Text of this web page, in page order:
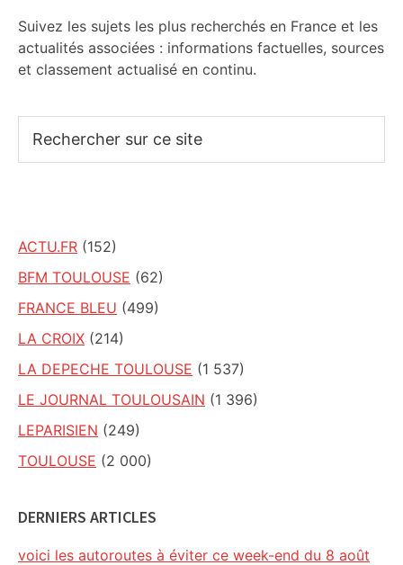
Suivez les sujets les plus recherchés en France et les
actualités associées : informations factuelles, sources
et classement actualisé en continu.
sur
ACTU.FR (152)
BFM TOULOUSE (62)
FRANCE BLEU (499)
LA CROIX (214)
LA DEPECHE TOULOUSE (1 537)
LE JOURNAL TOULOUSAIN (1 396)
LEPARISIEN (249)
TOULOUSE (2 000)
DERNIERS ARTICLES
voici les autoroutes à éviter ce week-end du 8 août